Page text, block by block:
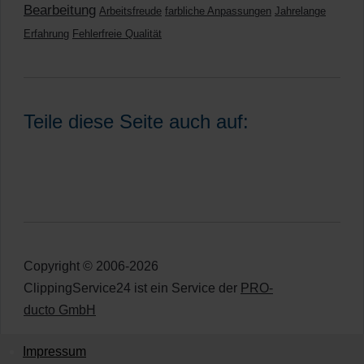
Bearbeitung Arbeitsfreude farbliche Anpassungen Jahrelange
Erfahrung Fehlerfreie Qualität
Teile diese Seite auch auf:
Copyright © 2006-2026
ClippingService24 ist ein Service der PRO-
ducto GmbH
Impressum